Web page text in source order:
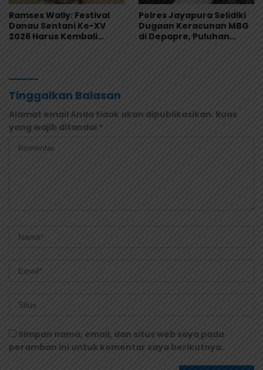
Ramses Wally: Festival
Danau Sentani Ke-XV
2026 Harus Kembali
Polres Jayapura Selidiki
Dugaan Keracunan MBG
di Depapre, Puluhan
Tinggalkan Balasan
Alamat email Anda tidak akan dipublikasikan. Ruas
yang wajib ditandai *
Simpan nama, email, dan situs web saya pada
peramban ini untuk komentar saya berikutnya.